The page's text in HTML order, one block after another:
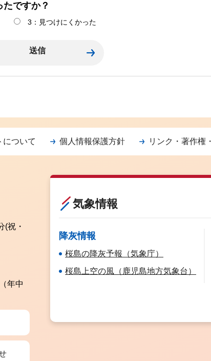
ですか？
3：見つけにくかった
について 個人情報保護方針 リンク・著作権
(祝・
年中
気象情報
降灰情報
桜島の降灰予報（気象庁）
桜島上空の風（鹿児島地方気象台）